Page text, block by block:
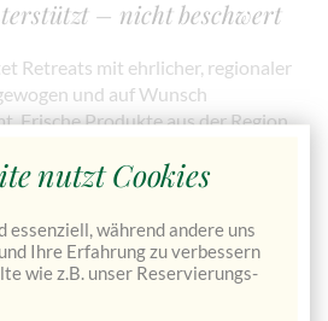
– nicht beschwert
Retreats mit ehrlicher, regionaler
und auf Wunsch
Frische Produkte aus der Region,
im Mittelpunkt.
wir vegetarische oder spezielle
Rahmen der Möglichkeiten
und persönlich
nutzt Cookies
essenziell, während andere uns
Ihre Erfahrung zu verbessern
wie z.B. unser Reservierungs-